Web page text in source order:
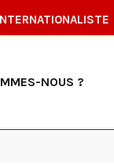
NOUS ?